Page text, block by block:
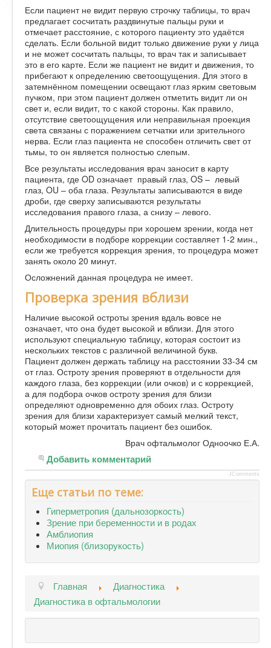
Если пациент не видит первую строчку таблицы, то врач
предлагает сосчитать раздвинутые пальцы руки и
отмечает расстояние, с которого пациенту это удаётся
сделать. Если больной видит только движение руки у лица
и не может сосчитать пальцы, то врач так и записывает
это в его карте. Если же пациент не видит и движения, то
прибегают к определению светоощущения. Для этого в
затемнённом помещении освещают глаз ярким световым
пучком, при этом пациент должен отметить видит ли он
свет и, если видит, то с какой стороны. Как правило,
отсутствие светоощущения или неправильная проекция
света связаны с поражением сетчатки или зрительного
нерва. Если глаз пациента не способен отличить свет от
тьмы, то он является полностью слепым.
Все результаты исследования врач заносит в карту
пациента, где OD означает правый глаз, OS – левый
глаз, OU – оба глаза. Результаты записываются в виде
дроби, где сверху записываются результаты
исследования правого глаза, а снизу – левого.
Длительность процедуры при хорошем зрении, когда нет
необходимости в подборе коррекции составляет 1-2 мин.,
если же требуется коррекция зрения, то процедура может
занять около 20 минут.
Осложнений данная процедура не имеет.
Проверка зрения вблизи
Наличие высокой остроты зрения вдаль вовсе не
означает, что она будет высокой и вблизи. Для этого
используют специальную таблицу, которая состоит из
нескольких текстов с различной величиной букв.
Пациент должен держать таблицу на расстоянии 33-34 см
от глаз. Остроту зрения проверяют в отдельности для
каждого глаза, без коррекции (или очков) и с коррекцией,
а для подбора очков остроту зрения для близи
определяют одновременно для обоих глаз. Остроту
зрения для близи характеризует самый мелкий текст,
который может прочитать пациент без ошибок.
Врач офтальмолог Одноочко Е.А.
Добавить комментарий
JComments
Еще статьи по теме:
Гиперметропия (дальнозоркость)
Зрение при беременности и в родах
Амблиопия
Миопия (близорукость)
Главная
Диагностика
Диагностика в офтальмологии